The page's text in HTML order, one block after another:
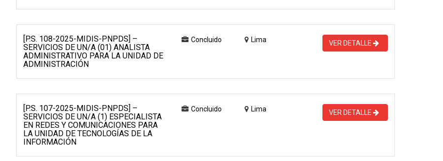
[P.S. 108-2025-MIDIS-PNPDS] –
SERVICIOS DE UN/A (01) ANALISTA
ADMINISTRATIVO PARA LA UNIDAD DE
ADMINISTRACIÓN
Concluido Lima VER DETALLE
[P.S. 107-2025-MIDIS-PNPDS] –
SERVICIOS DE UN/A (1) ESPECIALISTA
EN REDES Y COMUNICACIONES PARA
LA UNIDAD DE TECNOLOGÍAS DE LA
INFORMACIÓN
Concluido Lima VER DETALLE